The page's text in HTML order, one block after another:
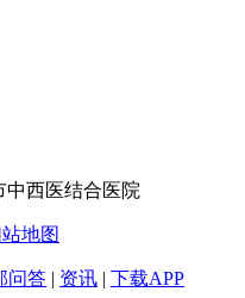
中西医结合医院
站地图
问答 | 资讯 | 下载APP